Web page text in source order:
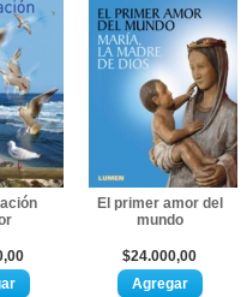
El primer amor del
mundo
$24.000,00